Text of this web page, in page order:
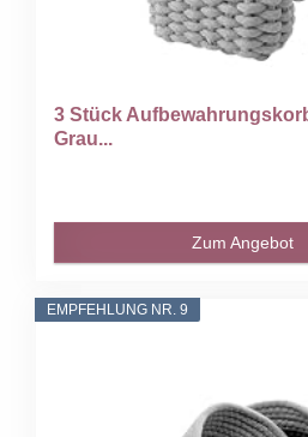
3 Stück
Grau...
Zum Angebot
EMPFEHLUNG NR. 9